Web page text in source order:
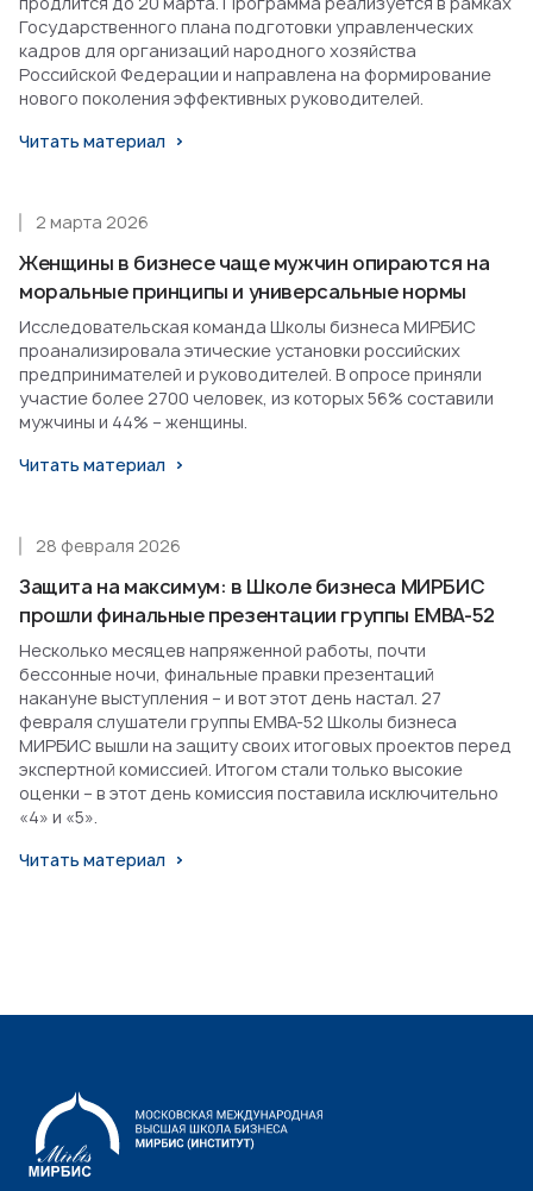
Государственного плана подготовки управленческих
кадров для организаций народного хозяйства
Российской Федерации и направлена на формирование
нового поколения эффективных руководителей.
Читать материал
Женщины в бизнесе чаще мужчин опираются на
моральные принципы и универсальные нормы
2 марта 2026
Исследовательская команда Школы бизнеса МИРБИС
проанализировала этические установки российских
предпринимателей и руководителей. В опросе приняли
участие более 2700 человек, из которых 56% составили
мужчины и 44% – женщины.
Читать материал
Защита на максимум: в Школе бизнеса МИРБИС
прошли финальные презентации группы EMBA-52
28 февраля 2026
Несколько месяцев напряженной работы, почти
бессонные ночи, финальные правки презентаций
накануне выступления – и вот этот день настал. 27
февраля слушатели группы EMBA-52 Школы бизнеса
МИРБИС вышли на защиту своих итоговых проектов перед
экспертной комиссией. Итогом стали только высокие
оценки – в этот день комиссия поставила исключительно
«4» и «5».
Читать материал